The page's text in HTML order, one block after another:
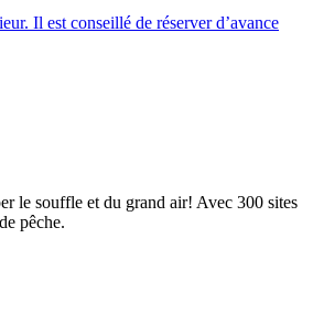
Il est conseillé de réserver d’avance
le souffle et du grand air! Avec 300 sites
pêche.